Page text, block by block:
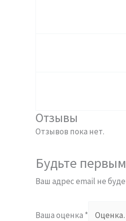
Отзывы
Отзывов пока нет.
Будьте
Ваш адрес email не
Ваша оценка *